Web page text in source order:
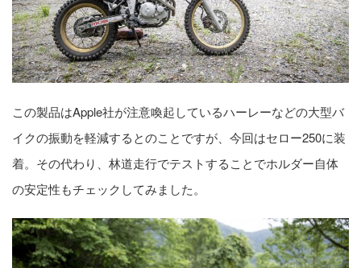
この製品はApple社が注意喚起しているハーレーなどの大型バ
イクの振動を軽減するとのことですが、今回はセロー250に装
着。その代わり、林道走行でテストすることでホルダー自体
の安定性もチェックしてみました。